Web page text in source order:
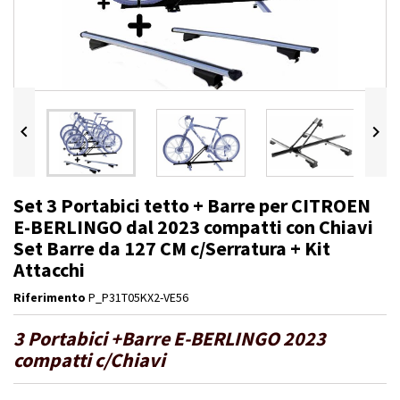
 
Set 3 Portabici tetto + Barre per CITROEN
E-BERLINGO dal 2023 compatti con Chiavi
Set Barre da 127 CM c/Serratura + Kit
Attacchi
Riferimento P_P31T05KX2-VE56
3 Portabici +Barre E-BERLINGO 2023
compatti c/Chiavi